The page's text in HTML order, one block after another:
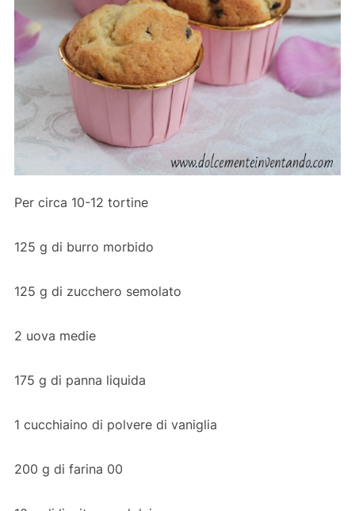
Per circa 10-12 tortine
125 g di burro morbido
125 g di zucchero semolato
2 uova medie
175 g di panna liquida
1 cucchiaino di polvere di vaniglia
200 g di farina 00